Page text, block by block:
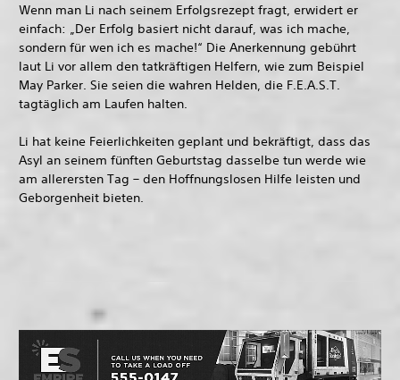
Wenn man Li nach seinem Erfolgsrezept fragt, erwidert er
einfach: „Der Erfolg basiert nicht darauf, was ich mache,
sondern für wen ich es mache!“ Die Anerkennung gebührt
laut Li vor allem den tatkräftigen Helfern, wie zum Beispiel
May Parker. Sie seien die wahren Helden, die F.E.A.S.T.
tagtäglich am Laufen halten.
Li hat keine Feierlichkeiten geplant und bekräftigt, dass das
Asyl an seinem fünften Geburtstag dasselbe tun werde wie
am allerersten Tag – den Hoffnungslosen Hilfe leisten und
Geborgenheit bieten.